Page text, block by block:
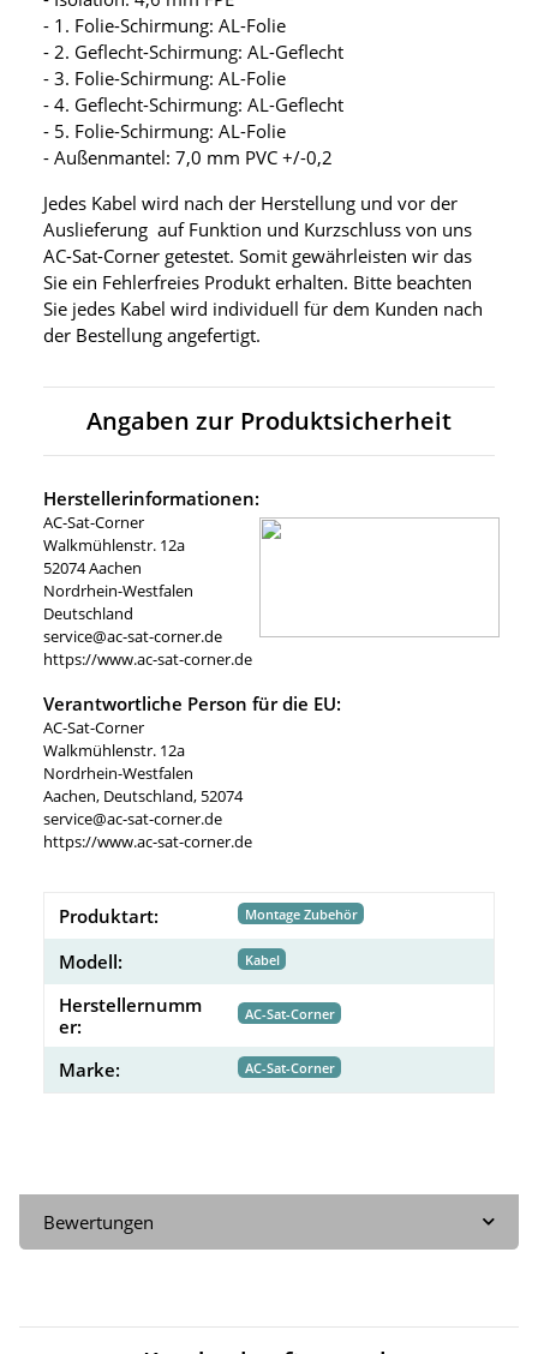
- 1. Folie-Schirmung: AL-Folie
- 2. Geflecht-Schirmung: AL-Geflecht
- 3. Folie-Schirmung: AL-Folie
- 4. Geflecht-Schirmung: AL-Geflecht
- 5. Folie-Schirmung: AL-Folie
- Außenmantel: 7,0 mm PVC +/-0,2
Jedes Kabel wird nach der Herstellung und vor der
Auslieferung auf Funktion und Kurzschluss von uns
AC-Sat-Corner getestet. Somit gewährleisten wir das
Sie ein Fehlerfreies Produkt erhalten. Bitte beachten
Sie jedes Kabel wird individuell für dem Kunden nach
der Bestellung angefertigt.
Angaben zur Produktsicherheit
Herstellerinformationen:
AC-Sat-Corner
Walkmühlenstr. 12a
52074 Aachen
Nordrhein-Westfalen
Deutschland
service@ac-sat-corner.de
https://www.ac-sat-corner.de
Verantwortliche Person für die EU:
AC-Sat-Corner
Walkmühlenstr. 12a
Nordrhein-Westfalen
Aachen, Deutschland, 52074
service@ac-sat-corner.de
https://www.ac-sat-corner.de
Produktart: Montage Zubehör
Modell: Kabel
Herstellernumm
er:
AC-Sat-Corner
Marke: AC-Sat-Corner
Bewertungen